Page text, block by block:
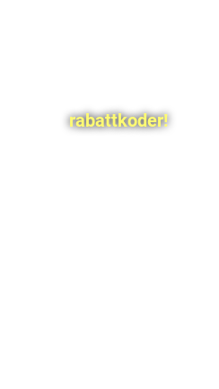
rabattkoder!